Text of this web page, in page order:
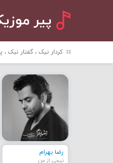
پیر
کردار نیک ، گفتار نیک ،
رضا بهرام
نیمی از من